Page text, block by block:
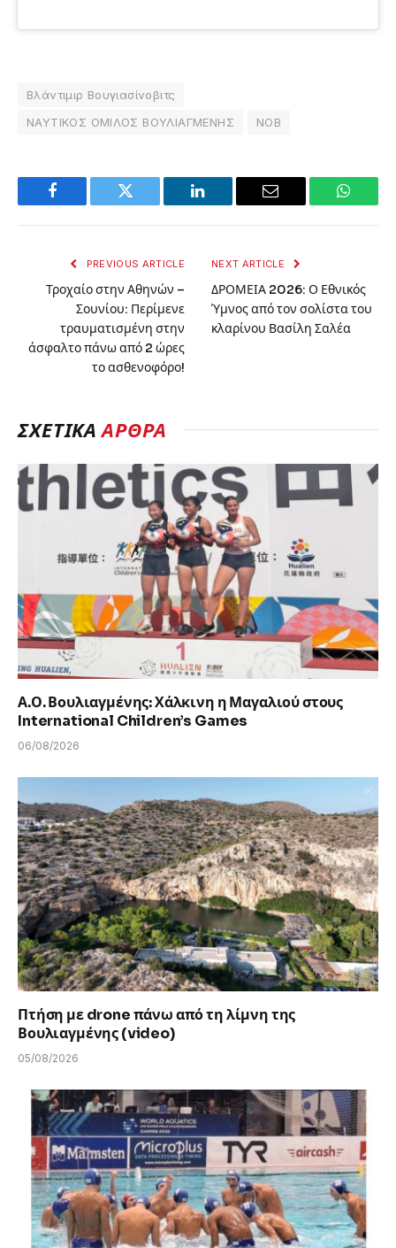
Βλάντιμιρ Βουγιασίνοβιτς
ΝΑΥΤΙΚΟΣ ΟΜΙΛΟΣ ΒΟΥΛΙΑΓΜΕΝΗΣ
ΝΟΒ
Facebook Twitter LinkedIn Email
PREVIOUS ARTICLE
Τροχαίο στην Αθηνών –
Σουνίου: Περίμενε
τραυματισμένη στην
άσφαλτο πάνω από 2 ώρες
το ασθενοφόρο!
NEXT ARTICLE
ΔΡΟΜΕΙΑ 2026: Ο Εθνικός
Ύμνος από τον σολίστα του
κλαρίνου Βασίλη Σαλέα
ΣΧΕΤΙΚΆΆΡΘΡΑ
Α.Ο. Βουλιαγμένης: Χάλκινη η Μαγαλιού στους
International Children’s Games
06/08/2026
Πτήση με drone πάνω από τη λίμνη της
Βουλιαγμένης (video)
05/08/2026